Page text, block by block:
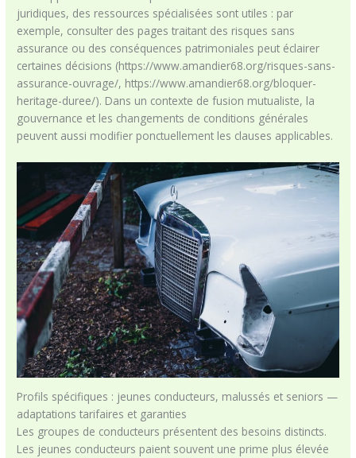
juridiques, des ressources spécialisées sont utiles : par
exemple, consulter des pages traitant des risques sans
assurance ou des conséquences patrimoniales peut éclairer
certaines décisions (https://www.amandier68.org/risques-sans-
assurance-ouvrage/, https://www.amandier68.org/bloquer-
heritage-duree/). Dans un contexte de fusion mutualiste, la
gouvernance et les changements de conditions générales
peuvent aussi modifier ponctuellement les clauses applicables.
Profils spécifiques : jeunes conducteurs, malussés et seniors —
adaptations tarifaires et garanties
Les groupes de conducteurs présentent des besoins distincts.
Les jeunes conducteurs paient souvent une prime plus élevée